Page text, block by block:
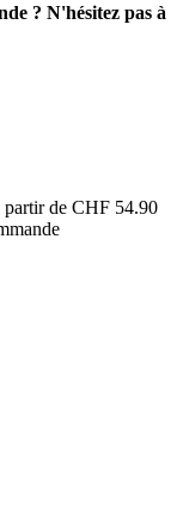
? N'hésitez pas à
partir de CHF 54.90